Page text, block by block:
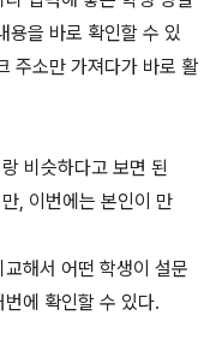
용을 바로 확인할 수 있
주소만 가져다가 바로 활
비슷하다고 보면 된
, 이번에는 본인이 만
해서 어떤 학생이 설문
에 확인할 수 있다.